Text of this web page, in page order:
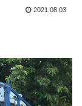
2021.08.03